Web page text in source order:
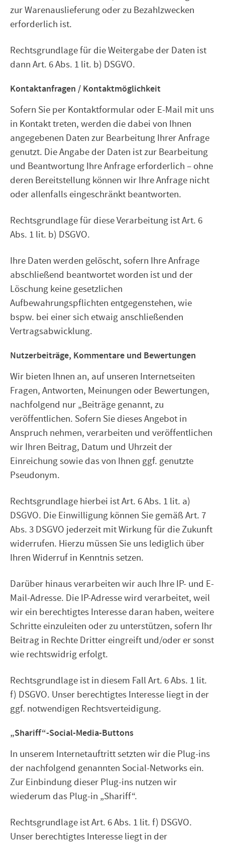
zur Warenauslieferung oder zu Bezahlzwecken
erforderlich ist.
Rechtsgrundlage für die Weitergabe der Daten ist
dann Art. 6 Abs. 1 lit. b) DSGVO.
Kontaktanfragen / Kontaktmöglichkeit
Sofern Sie per Kontaktformular oder E-Mail mit uns
in Kontakt treten, werden die dabei von Ihnen
angegebenen Daten zur Bearbeitung Ihrer Anfrage
genutzt. Die Angabe der Daten ist zur Bearbeitung
und Beantwortung Ihre Anfrage erforderlich – ohne
deren Bereitstellung können wir Ihre Anfrage nicht
oder allenfalls eingeschränkt beantworten.
Rechtsgrundlage für diese Verarbeitung ist Art. 6
Abs. 1 lit. b) DSGVO.
Ihre Daten werden gelöscht, sofern Ihre Anfrage
abschließend beantwortet worden ist und der
Löschung keine gesetzlichen
Aufbewahrungspflichten entgegenstehen, wie
bspw. bei einer sich etwaig anschließenden
Vertragsabwicklung.
Nutzerbeiträge, Kommentare und Bewertungen
Wir bieten Ihnen an, auf unseren Internetseiten
Fragen, Antworten, Meinungen oder Bewertungen,
nachfolgend nur „Beiträge genannt, zu
veröffentlichen. Sofern Sie dieses Angebot in
Anspruch nehmen, verarbeiten und veröffentlichen
wir Ihren Beitrag, Datum und Uhrzeit der
Einreichung sowie das von Ihnen ggf. genutzte
Pseudonym.
Rechtsgrundlage hierbei ist Art. 6 Abs. 1 lit. a)
DSGVO. Die Einwilligung können Sie gemäß Art. 7
Abs. 3 DSGVO jederzeit mit Wirkung für die Zukunft
widerrufen. Hierzu müssen Sie uns lediglich über
Ihren Widerruf in Kenntnis setzen.
Darüber hinaus verarbeiten wir auch Ihre IP- und E-
Mail-Adresse. Die IP-Adresse wird verarbeitet, weil
wir ein berechtigtes Interesse daran haben, weitere
Schritte einzuleiten oder zu unterstützen, sofern Ihr
Beitrag in Rechte Dritter eingreift und/oder er sonst
wie rechtswidrig erfolgt.
Rechtsgrundlage ist in diesem Fall Art. 6 Abs. 1 lit.
f) DSGVO. Unser berechtigtes Interesse liegt in der
ggf. notwendigen Rechtsverteidigung.
„Shariff“-Social-Media-Buttons
In unserem Internetauftritt setzten wir die Plug-ins
der nachfolgend genannten Social-Networks ein.
Zur Einbindung dieser Plug-ins nutzen wir
wiederum das Plug-in „Shariff“.
Rechtsgrundlage ist Art. 6 Abs. 1 lit. f) DSGVO.
Unser berechtigtes Interesse liegt in der